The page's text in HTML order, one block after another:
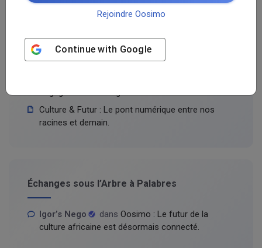
Rencontrez Djimo : L’Intelligence Artificielle qui
veille sur l’âme d’Oosimo.
Maîtrisez Oosimo comme un expert : Naviguez
avec élégance grâce au Mode Sombre et au
Double-Tap !
Culture & Futur : Le pont numérique entre nos
racines et demain.
Échanges sous l’Arbre à Palabres
Igor’s Nego dans Oosimo : Le futur de la
culture africaine est désormais connecté.
Rejoindre Oosimo
Continue with Google